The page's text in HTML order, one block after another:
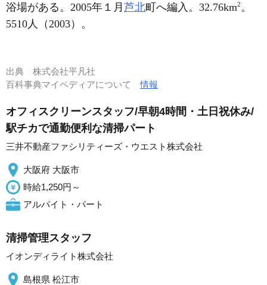
浴場がある。2005年１月 芦北町へ編入。32.76km2。
5510人（2003）。
出典 株式会社平凡社
百科事典マイペディアについて情報
オフィスクリーンスタッフ/早朝4時間・土日祝休み/
駅チカで通勤便利な清掃パート
三井不動産ファシリティーズ・ウエスト株式会社
大阪府 大阪市
時給1,250円～
アルバイト・パート
清掃管理スタッフ
イオンディライト株式会社
島根県 松江市